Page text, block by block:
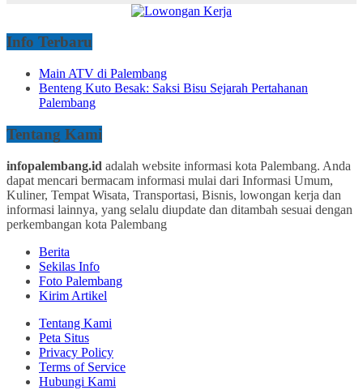
Info Terbaru
Main ATV di Palembang
Benteng Kuto Besak: Saksi Bisu Sejarah Pertahanan
Palembang
Tentang Kami
infopalembang.id adalah website informasi kota Palembang. Anda
dapat mencari bermacam informasi mulai dari Informasi Umum,
Kuliner, Tempat Wisata, Transportasi, Bisnis, lowongan kerja dan
informasi lainnya, yang selalu diupdate dan ditambah sesuai dengan
perkembangan kota Palembang
Berita
Sekilas Info
Foto Palembang
Kirim Artikel
Tentang Kami
Peta Situs
Privacy Policy
Terms of Service
Hubungi Kami